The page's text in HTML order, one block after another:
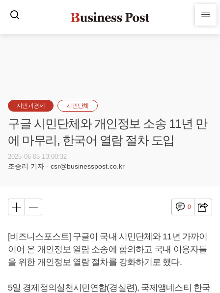
시민과경제 시민단체
구글 시민단체와 개인정보 소송 11년 만
에 마무리, 한국어 열람 절차 도입
2025-06-05 13:00:32
조승리 기자 - csr@businesspost.co.kr
0
[비즈니스포스트] 구글이 국내 시민단체와 11년 가까이
이어 온 개인정보 열람 소송에 합의하고 국내 이용자들
을 위한 개인정보 열람 절차를 강화하기로 했다.
5일 경제정의실천시민연합(경실련), 국제앰네스티 한국